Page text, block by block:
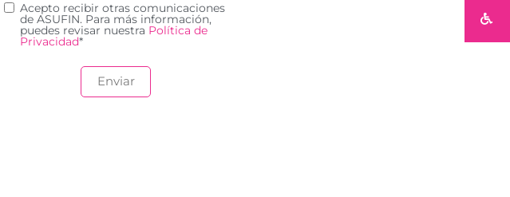
Acepto recibir otras comunicaciones
de ASUFIN. Para más información,
puedes revisar nuestra Política de
Privacidad*